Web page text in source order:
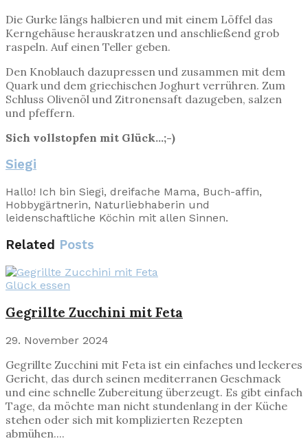
Die Gurke längs halbieren und mit einem Löffel das
Kerngehäuse herauskratzen und anschließend grob
raspeln. Auf einen Teller geben.
Den Knoblauch dazupressen und zusammen mit dem
Quark und dem griechischen Joghurt verrühren. Zum
Schluss Olivenöl und Zitronensaft dazugeben, salzen
und pfeffern.
Sich vollstopfen mit Glück…;-)
Siegi
Hallo! Ich bin Siegi, dreifache Mama, Buch-affin,
Hobbygärtnerin, Naturliebhaberin und
leidenschaftliche Köchin mit allen Sinnen.
Related Posts
Glück essen
Gegrillte Zucchini mit Feta
29. November 2024
Gegrillte Zucchini mit Feta ist ein einfaches und leckeres
Gericht, das durch seinen mediterranen Geschmack
und eine schnelle Zubereitung überzeugt. Es gibt einfach
Tage, da möchte man nicht stundenlang in der Küche
stehen oder sich mit komplizierten Rezepten
abmühen....